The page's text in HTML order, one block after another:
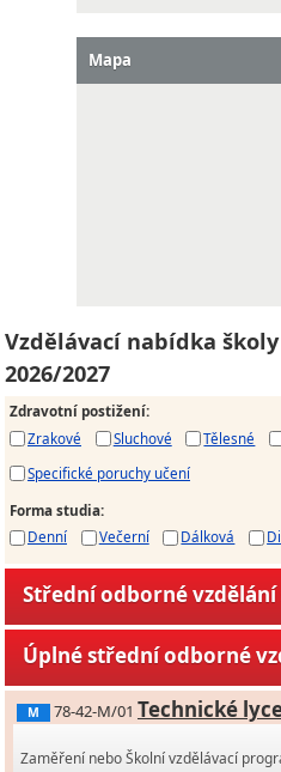
Mapa
Vzdělávací nabídka
2026/2027
Zdravotní postižení:
Zrakové
Sluchové Tělesné
Specifické poruchy učení
Forma studia:
Denní
Večerní Dálková
Střední odborné
Úplné střední odborné
M 78-42-M/01 Technické
Zaměření nebo Školní vzdělávací